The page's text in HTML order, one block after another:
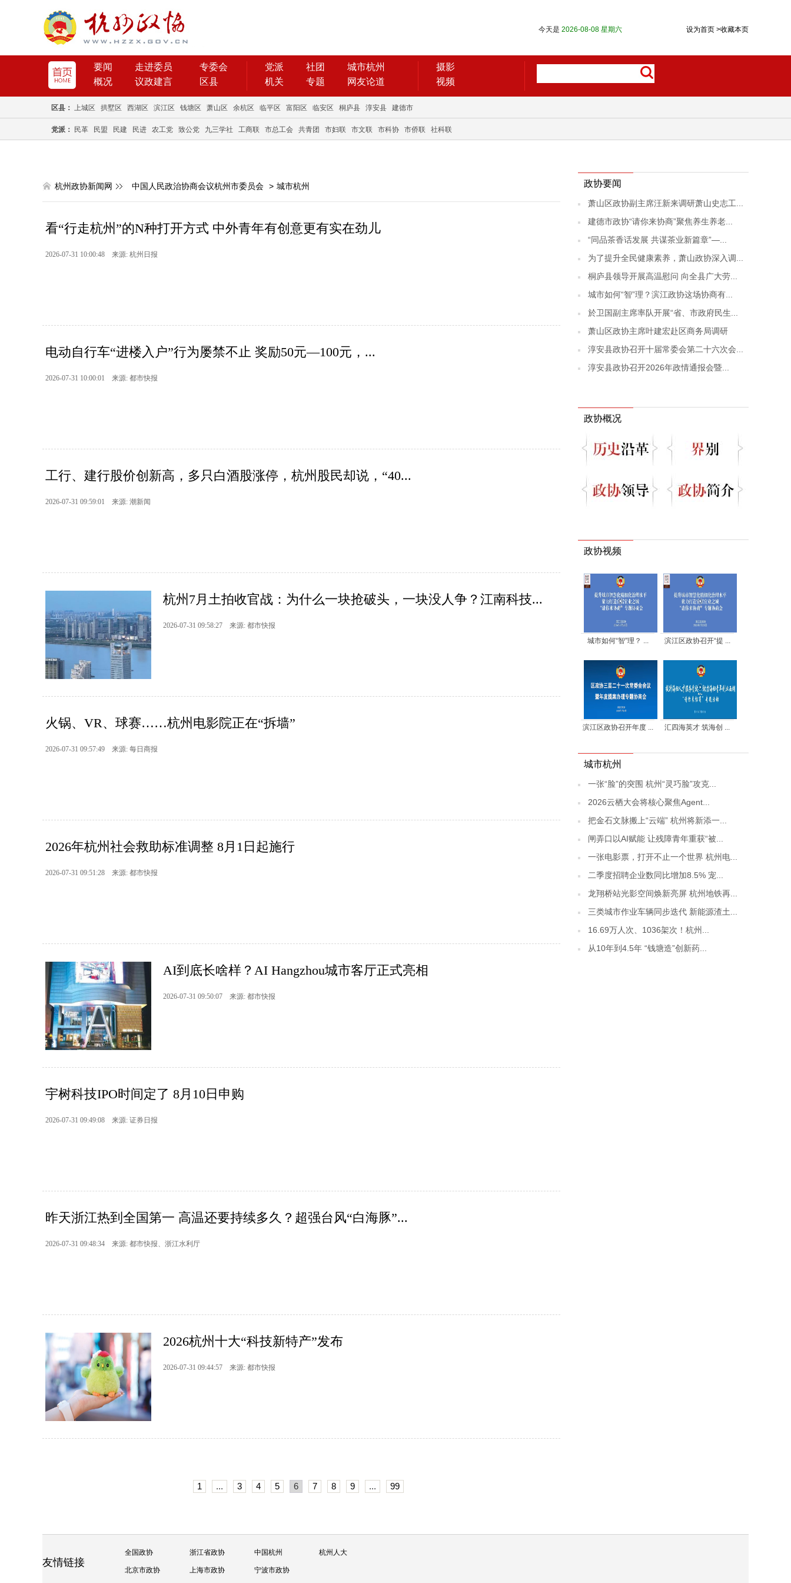
设为首页 >收藏本页
今天是 2026-08-08 星期六
要闻 走进委员
专委会
概况
议政建言 区县
党派 社团
城市杭州
机关
专题 网友论道
摄影
视频
区县： 上城区 拱墅区 西湖区 滨江区 钱塘区 萧山区 余杭区 临平区 富阳区 临安区 桐庐县 淳安县 建德市
党派： 民革 民盟 民建 民进 农工党 致公党 九三学社 工商联 市总工会 共青团 市妇联 市文联 市科协 市侨联 社科联
杭州政协新闻网 中国人民政治协商会议杭州市委员会 > 城市杭州
看“行走杭州”的N种打开方式 中外青年有创意更有实在劲儿
2026-07-31 10:00:48 来源: 杭州日报
电动自行车“进楼入户”行为屡禁不止 奖励50元—100元，...
2026-07-31 10:00:01 来源: 都市快报
工行、建行股价创新高，多只白酒股涨停，杭州股民却说，“40...
2026-07-31 09:59:01 来源: 潮新闻
杭州7月土拍收官战：为什么一块抢破头，一块没人争？江南科技...
2026-07-31 09:58:27 来源: 都市快报
火锅、VR、球赛……杭州电影院正在“拆墙”
2026-07-31 09:57:49 来源: 每日商报
2026年杭州社会救助标准调整 8月1日起施行
2026-07-31 09:51:28 来源: 都市快报
AI到底长啥样？AI Hangzhou城市客厅正式亮相
2026-07-31 09:50:07 来源: 都市快报
宇树科技IPO时间定了 8月10日申购
2026-07-31 09:49:08 来源: 证券日报
昨天浙江热到全国第一 高温还要持续多久？超强台风“白海豚”...
2026-07-31 09:48:34 来源: 都市快报、浙江水利厅
2026杭州十大“科技新特产”发布
2026-07-31 09:44:57 来源: 都市快报
1 ... 3 4 5 6 7 8 9 ... 99
政协要闻
萧山区政协副主席汪新来调研萧山史志工...
建德市政协“请你来协商”聚焦养生养老...
“同品茶香话发展 共谋茶业新篇章”—...
为了提升全民健康素养，萧山政协深入调...
桐庐县领导开展高温慰问 向全县广大劳...
城市如何“智”理？滨江政协这场协商有...
於卫国副主席率队开展“省、市政府民生...
萧山区政协主席叶建宏赴区商务局调研
淳安县政协召开十届常委会第二十六次会...
淳安县政协召开2026年政情通报会暨...
政协概况
政协视频
城市如何“智”理？ ... 滨江区政协召开“提 ...
滨江区政协召开年度 ... 汇四海英才 筑海创 ...
城市杭州
一张“脸”的突围 杭州“灵巧脸”攻克...
2026云栖大会将核心聚焦Agent...
把金石文脉搬上“云端” 杭州将新添一...
闸弄口以AI赋能 让残障青年重获“被...
一张电影票，打开不止一个世界 杭州电...
二季度招聘企业数同比增加8.5% 宠...
龙翔桥站光影空间焕新亮屏 杭州地铁再...
三类城市作业车辆同步迭代 新能源渣土...
16.69万人次、1036架次！杭州...
从10年到4.5年 “钱塘造”创新药...
友情链接
全国政协 浙江省政协 中国杭州 杭州人大
北京市政协 上海市政协 宁波市政协